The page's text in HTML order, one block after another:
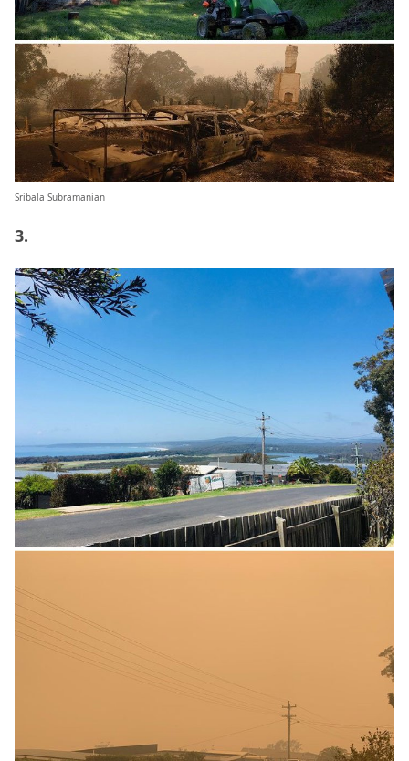
Sribala Subramanian
3.